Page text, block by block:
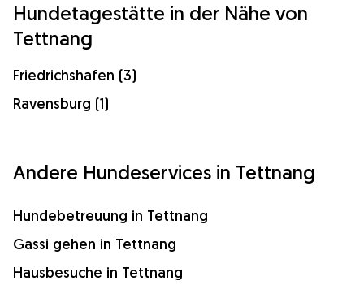
Hundetagestätte in der Nähe von
Tettnang
Friedrichshafen (3)
Ravensburg (1)
Andere Hundeservices in Tettnang
Hundebetreuung in Tettnang
Gassi gehen in Tettnang
Hausbesuche in Tettnang